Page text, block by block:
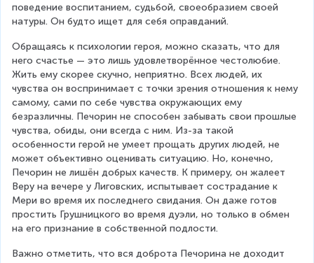
поведение воспитанием, судьбой, своеобразием своей
натуры. Он будто ищет для себя оправданий.
Обращаясь к психологии героя, можно сказать, что для
него счастье — это лишь удовлетворённое честолюбие.
Жить ему скорее скучно, неприятно. Всех людей, их
чувства он воспринимает с точки зрения отношения к нему
самому, сами по себе чувства окружающих ему
безразличны. Печорин не способен забывать свои прошлые
чувства, обиды, они всегда с ним. Из-за такой
особенности герой не умеет прощать других людей, не
может объективно оценивать ситуацию. Но, конечно,
Печорин не лишён добрых качеств. К примеру, он жалеет
Веру на вечере у Лиговских, испытывает сострадание к
Мери во время их последнего свидания. Он даже готов
простить Грушницкого во время дуэли, но только в обмен
на его признание в собственной подлости.
Важно отметить, что вся доброта Печорина не доходит